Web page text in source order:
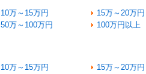
10万～15万円
15万～20万円
50万～100万円 100万円以上
10万～15万円
15万～20万円